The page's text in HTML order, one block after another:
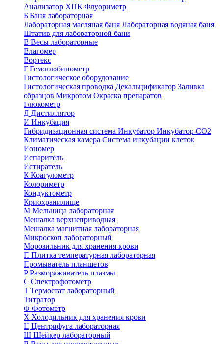
Анализатор ХПК Флуориметр
Б Баня лабораторная
Лабораторная масляная баня Лабораторная водяная баня
Штатив для лабораторной бани
В Весы лабораторные
Влагомер
Вортекс
Г Гемоглобинометр
Гистологическое оборудование
Гистологическая проводка Декальцификатор Заливка
образцов Микротом Окраска препаратов
Глюкометр
Д Дистиллятор
И Инкубация
Гибридизационная система Инкубатор Инкубатор-СО2
Климатическая камера Система инкубации клеток
Иономер
Испаритель
Истиратель
К Коагулометр
Колориметр
Кондуктометр
Криохранилище
М Мельница лабораторная
Мешалка верхнеприводная
Мешалка магнитная лабораторная
Микроскоп лабораторный
Морозильник для хранения крови
П Плитка температурная лабораторная
Промыватель планшетов
Р Размораживатель плазмы
С Спектрофотометр
Т Термостат лабораторный
Титратор
Ф Фотометр
Х Холодильник для хранения крови
Ц Центрифуга лабораторная
Ш Шейкер лабораторный